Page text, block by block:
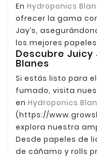
En Hydroponics
ofrecer la gama
Jay’s,
los mejores
Descubre Juicy
Blanes
Si estás listo para
fumado, visita
en Hydroponics
(https://
explora nuestra
Desde papeles de
de cáñamo y rolls